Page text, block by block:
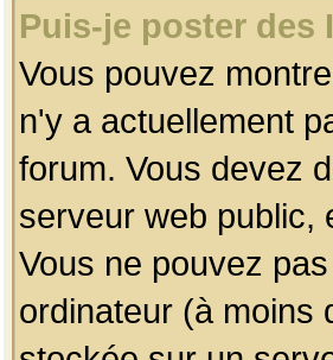
Puis-je poster des
Vous pouvez
n'y a actuellement
forum. Vous devez
serveur web public,
Vous ne pouvez
ordinateur (à moins